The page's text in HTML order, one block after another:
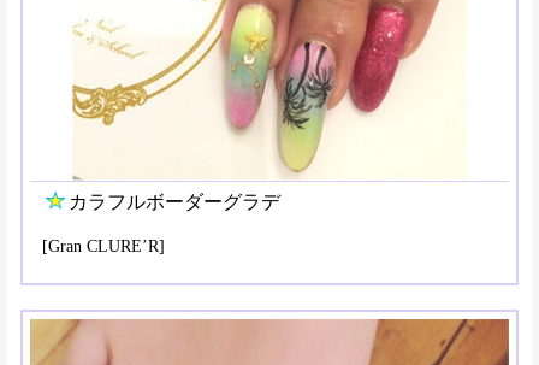
カラフルボーダーグラデ
[Gran CLURE’R]